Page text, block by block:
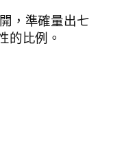
，準確量出七
的比例。